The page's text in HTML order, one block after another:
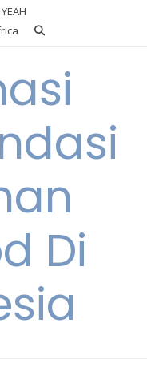
Di